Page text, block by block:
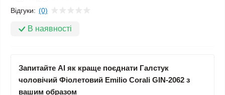
Відгуки: (0)
В наявності
Запитайте AI як краще поєднати Галстук
чоловічий Фіолетовий Emilio Corali GIN-2062 з
вашим образом